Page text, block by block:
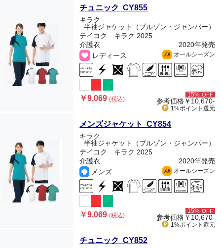
チュニック CY855
キラク
半袖ジャケット（ブルゾン・ジャンパー）
テイコク キラク 2025
介護衣
2020年発売
レディース
All オールシーズン
￥9,069(税込)
15% OFF
参考価格￥10,670-
1%ポイント 還元
メンズジャケット CY854
キラク
半袖ジャケット（ブルゾン・ジャンパー）
テイコク キラク 2025
介護衣
2020年発売
メンズ
All オールシーズン
￥9,069(税込)
15% OFF
参考価格￥10,670-
1%ポイント 還元
チュニック CY852